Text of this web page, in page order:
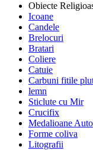
Obiecte
Icoane
Candele
Brelocuri
Bratari
Coliere
Catuie
Carbuni fitile
lemn
Sticlute cu Mir
Crucifix
Medalioane Auto
Forme coliva
Litografii